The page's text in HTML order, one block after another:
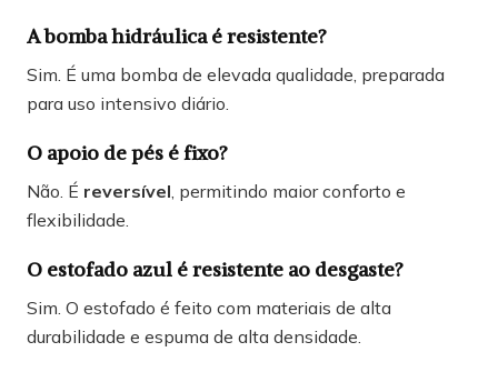
A bomba hidráulica é resistente?
Sim. É uma bomba de elevada qualidade, preparada
para uso intensivo diário.
O apoio de pés é fixo?
Não. É reversível, permitindo maior conforto e
flexibilidade.
O estofado azul é resistente ao desgaste?
Sim. O estofado é feito com materiais de alta
durabilidade e espuma de alta densidade.